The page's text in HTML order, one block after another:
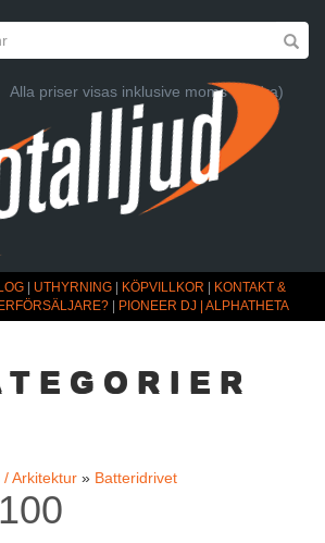
Alla priser visas inklusive moms (Ändra)
UTHYRNING KÖPVILLKOR
KONTAKT &
PIONEER DJ | ALPHATHETA
/ Arkitektur » Batteridrivet